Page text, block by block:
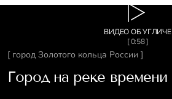
ВИДЕО ОБ УГЛИЧЕ
[ 0:58 ]
[ город Золотого кольца России ]
Город на реке времени